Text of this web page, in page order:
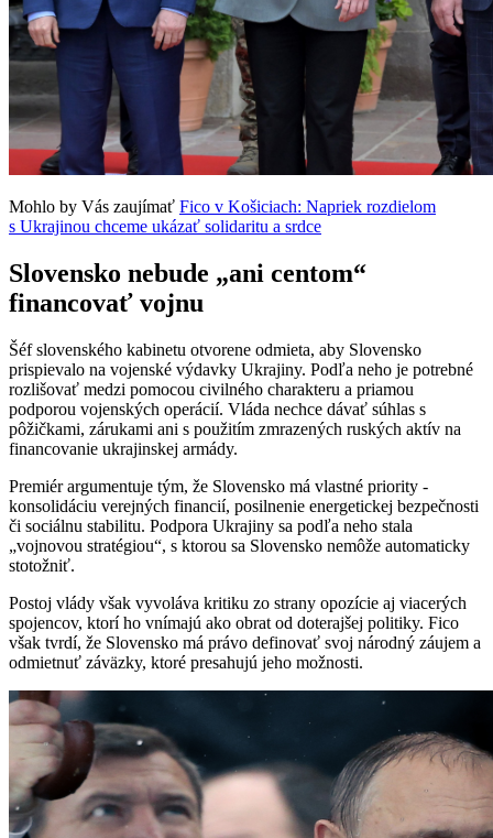
Mohlo by Vás zaujímať Fico v Košiciach: Napriek rozdielom
s Ukrajinou chceme ukázať solidaritu a srdce
Slovensko nebude „ani centom“
financovať vojnu
Šéf slovenského kabinetu otvorene odmieta, aby Slovensko
prispievalo na vojenské výdavky Ukrajiny. Podľa neho je potrebné
rozlišovať medzi pomocou civilného charakteru a priamou
podporou vojenských operácií. Vláda nechce dávať súhlas s
pôžičkami, zárukami ani s použitím zmrazených ruských aktív na
financovanie ukrajinskej armády.
Premiér argumentuje tým, že Slovensko má vlastné priority -
konsolidáciu verejných financií, posilnenie energetickej bezpečnosti
či sociálnu stabilitu. Podpora Ukrajiny sa podľa neho stala
„vojnovou stratégiou“, s ktorou sa Slovensko nemôže automaticky
stotožniť.
Postoj vlády však vyvoláva kritiku zo strany opozície aj viacerých
spojencov, ktorí ho vnímajú ako obrat od doterajšej politiky. Fico
však tvrdí, že Slovensko má právo definovať svoj národný záujem a
odmietnuť záväzky, ktoré presahujú jeho možnosti.